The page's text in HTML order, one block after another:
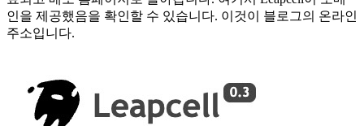
인을 제공했음을 확인할 수 있습니다. 이것이 블로그의 온라인
주소입니다.